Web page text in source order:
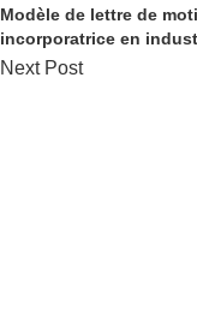
Modèle de lettre de
incorporatrice en
Next Post